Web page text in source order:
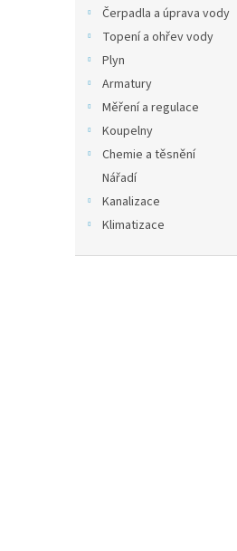
Čerpadla a úprava vody
Topení a ohřev vody
Plyn
Armatury
Měření a regulace
Koupelny
Chemie a těsnění
Nářadí
Kanalizace
Klimatizace